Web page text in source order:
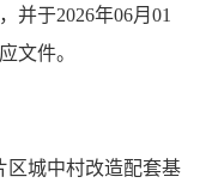
并于2026年06月01
文件。
区城中村改造配套基